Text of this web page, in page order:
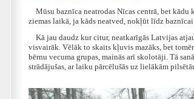
Mūsu baznīca neatrodas Nīcas centrā, bet
ziemas laikā, ja kāds neatved, nokļūt līdz
Kā jau daudz kur citur, neatkarīgās Latvijas
visvairāk. Vēlāk to skaits kļuvis mazāks, bet
bērnu vecuma grupas, mainās arī skolotāji. Tā
strādājušas, ar laiku pārcēlušās uz lielākām